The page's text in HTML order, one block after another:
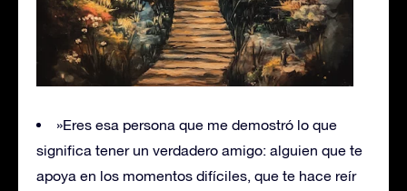
»Eres esa persona que me demostró lo que
significa tener un verdadero amigo: alguien que te
apoya en los momentos difíciles, que te hace reír